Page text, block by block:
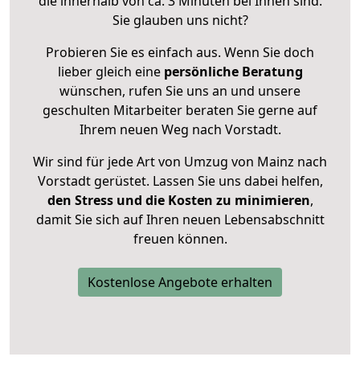
Sie glauben uns nicht?
Probieren Sie es einfach aus. Wenn Sie doch
lieber gleich eine persönliche Beratung
wünschen, rufen Sie uns an und unsere
geschulten Mitarbeiter beraten Sie gerne auf
Ihrem neuen Weg nach Vorstadt.
Wir sind für jede Art von Umzug von Mainz nach
Vorstadt gerüstet. Lassen Sie uns dabei helfen,
den Stress und die Kosten zu minimieren,
damit Sie sich auf Ihren neuen Lebensabschnitt
freuen können.
Kostenlose Angebote erhalten